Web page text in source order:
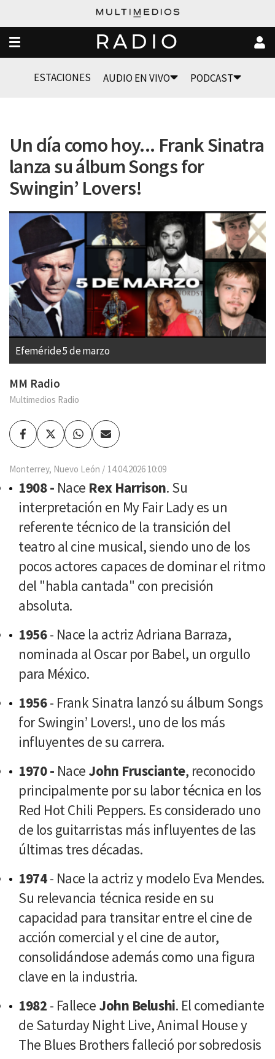
RADIO
ESTACIONES AUDIO EN VIVO PODCAST
Un día como hoy... Frank Sinatra
lanza su álbum Songs for
Swingin’ Lovers!
Efeméride 5 de marzo
MM Radio
Multimedios Radio
FacebookTwitterWhatsapp
Enviar
por
Monterrey, Nuevo León 14.04.2026 10:09
1908 - Nace Rex Harrison. Su
interpretación en My Fair Lady es un
referente técnico de la transición del
teatro al cine musical, siendo uno de los
pocos actores capaces de dominar el ritmo
del "habla cantada" con precisión
absoluta.
1956- Nace la actriz Adriana Barraza,
nominada al Oscar por Babel, un orgullo
para México.
1956- Frank Sinatra lanzó su álbum Songs
for Swingin’ Lovers!, uno de los más
influyentes de su carrera.
1970 - Nace John Frusciante, reconocido
principalmente por su labor técnica en los
Red Hot Chili Peppers. Es considerado uno
de los guitarristas más influyentes de las
últimas tres décadas.
1974- Nace la actriz y modelo Eva Mendes.
Su relevancia técnica reside en su
capacidad para transitar entre el cine de
acción comercial y el cine de autor,
consolidándose además como una figura
clave en la industria.
1982 - Fallece John Belushi. El comediante
de Saturday Night Live, Animal House y
The Blues Brothers falleció por sobredosis